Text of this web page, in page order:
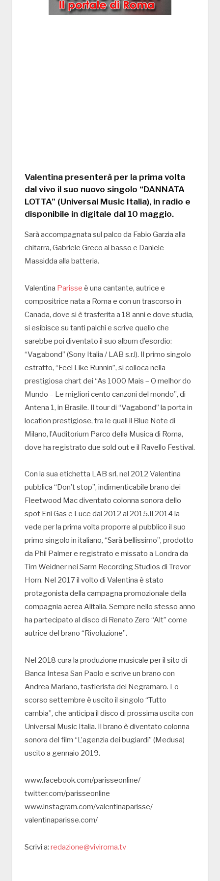
Valentina presenterà per la prima volta
dal vivo il suo nuovo singolo “DANNATA
LOTTA” (Universal Music Italia), in radio e
disponibile in digitale dal 10 maggio.
Sarà accompagnata sul palco da Fabio Garzia alla
chitarra, Gabriele Greco al basso e Daniele
Massidda alla batteria.
Valentina Parisse è una cantante, autrice e
compositrice nata a Roma e con un trascorso in
Canada, dove si è trasferita a 18 anni e dove studia,
si esibisce su tanti palchi e scrive quello che
sarebbe poi diventato il suo album d’esordio:
“Vagabond” (Sony Italia / LAB s.r.l). Il primo singolo
estratto, “Feel Like Runnin”, si colloca nella
prestigiosa chart dei “As 1000 Mais – O melhor do
Mundo – Le migliori cento canzoni del mondo”, di
Antena 1, in Brasile. Il tour di “Vagabond” la porta in
location prestigiose, tra le quali il Blue Note di
Milano, l’Auditorium Parco della Musica di Roma,
dove ha registrato due sold out e il Ravello Festival.
Con la sua etichetta LAB srl, nel 2012 Valentina
pubblica “Don’t stop”, indimenticabile brano dei
Fleetwood Mac diventato colonna sonora dello
spot Eni Gas e Luce dal 2012 al 2015.Il 2014 la
vede per la prima volta proporre al pubblico il suo
primo singolo in italiano, “Sarà bellissimo”, prodotto
da Phil Palmer e registrato e missato a Londra da
Tim Weidner nei Sarm Recording Studios di Trevor
Horn. Nel 2017 il volto di Valentina è stato
protagonista della campagna promozionale della
compagnia aerea Alitalia. Sempre nello stesso anno
ha partecipato al disco di Renato Zero “Alt” come
autrice del brano “Rivoluzione”.
Nel 2018 cura la produzione musicale per il sito di
Banca Intesa San Paolo e scrive un brano con
Andrea Mariano, tastierista dei Negramaro. Lo
scorso settembre è uscito il singolo “Tutto
cambia”, che anticipa il disco di prossima uscita con
Universal Music Italia. Il brano è diventato colonna
sonora del film “L’agenzia dei bugiardi” (Medusa)
uscito a gennaio 2019.
www.facebook.com/parisseonline/
twitter.com/parisseonline
www.instagram.com/valentinaparisse/
valentinaparisse.com/
Scrivi a: redazione@viviroma.tv